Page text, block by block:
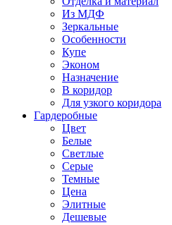
Из МДФ
Зеркальные
Особенности
Купе
Эконом
Назначение
В коридор
Для узкого коридора
Гардеробные
Цвет
Белые
Светлые
Серые
Темные
Цена
Элитные
Дешевые